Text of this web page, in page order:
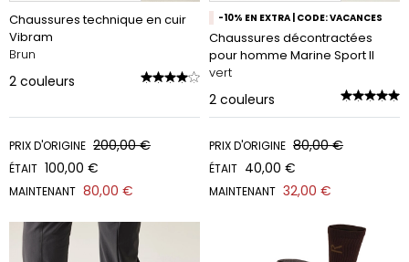
Chaussures technique en cuir
Vibram
Brun
2 couleurs
PRIX D'ORIGINE 200,00 €
ÉTAIT 100,00 €
MAINTENANT 80,00 €
-10% EN EXTRA | CODE: VACANCES
Chaussures décontractées
pour homme Marine Sport II
vert
2 couleurs
PRIX D'ORIGINE 80,00 €
ÉTAIT 40,00 €
MAINTENANT 32,00 €